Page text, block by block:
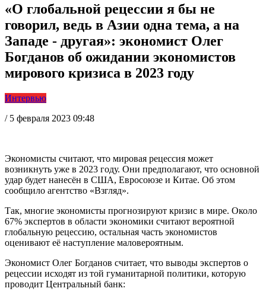
«О глобальной рецессии я бы не
говорил, ведь в Азии одна тема, а на
Западе - другая»: экономист Олег
Богданов об ожидании экономистов
мирового кризиса в 2023 году
Интервью
/ 5 февраля 2023 09:48
Экономисты считают, что мировая рецессия может
возникнуть уже в 2023 году. Они предполагают, что основной
удар будет нанесён в США, Евросоюзе и Китае. Об этом
сообщило агентство «Взгляд».
Так, многие экономисты прогнозируют кризис в мире. Около
67% экспертов в области экономики считают вероятной
глобальную рецессию, остальная часть экономистов
оценивают её наступление маловероятным.
Экономист Олег Богданов считает, что выводы экспертов о
рецессии исходят из той гуманитарной политики, которую
проводит Центральный банк: